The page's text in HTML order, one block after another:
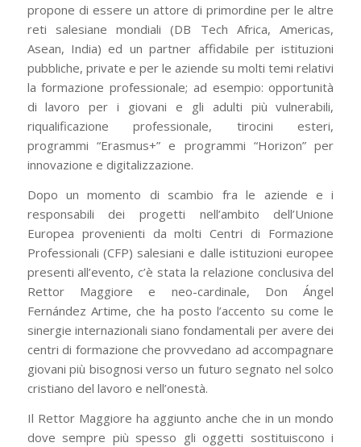
propone di essere un attore di primordine per le altre
reti salesiane mondiali (DB Tech Africa, Americas,
Asean, India) ed un partner affidabile per istituzioni
pubbliche, private e per le aziende su molti temi relativi
la formazione professionale; ad esempio: opportunità
di lavoro per i giovani e gli adulti più vulnerabili,
riqualificazione professionale, tirocini esteri,
programmi “Erasmus+” e programmi “Horizon” per
innovazione e digitalizzazione.
Dopo un momento di scambio fra le aziende e i
responsabili dei progetti nell’ambito dell’Unione
Europea provenienti da molti Centri di Formazione
Professionali (CFP) salesiani e dalle istituzioni europee
presenti all’evento, c’è stata la relazione conclusiva del
Rettor Maggiore e neo-cardinale, Don Ángel
Fernández Artime, che ha posto l’accento su come le
sinergie internazionali siano fondamentali per avere dei
centri di formazione che provvedano ad accompagnare
giovani più bisognosi verso un futuro segnato nel solco
cristiano del lavoro e nell’onestà.
Il Rettor Maggiore ha aggiunto anche che in un mondo
dove sempre più spesso gli oggetti sostituiscono i